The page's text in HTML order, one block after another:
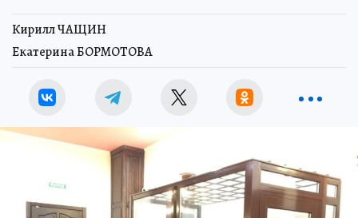
Кирилл ЧАЩИН
Екатерина БОРМОТОВА